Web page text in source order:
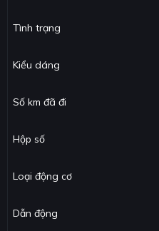
Tình trạng
Kiểu dáng
Số km đã đi
Hộp số
Loại động cơ
Dẫn động